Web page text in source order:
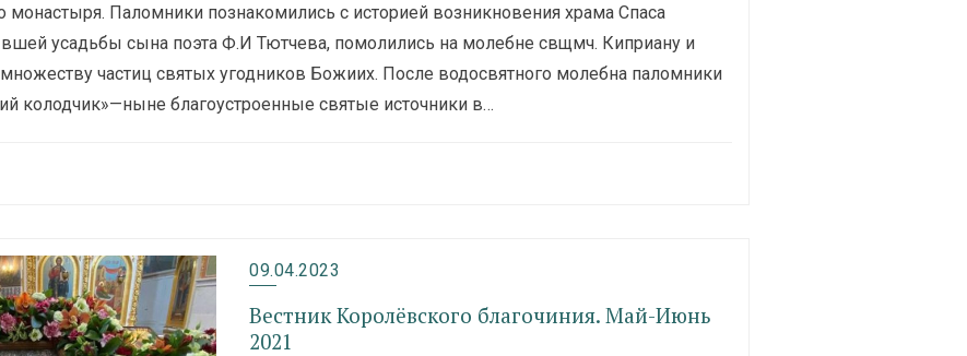
Паломники познакомились с историей возникновения храма Спаса
усадьбы сына поэта Ф.И Тютчева, помолились на молебне свщмч. Киприану и
частиц святых угодников Божиих. После водосвятного молебна паломники
колодчик»—ныне благоустроенные святые источники в…
09.04.2023
Вестник Королёвского благочиния. Май-Июнь
2021